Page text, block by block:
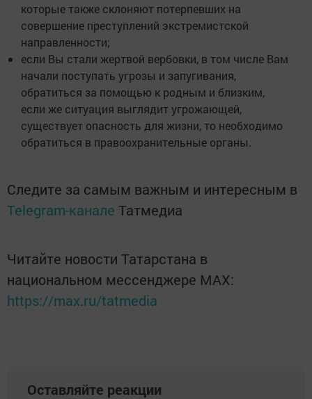
которые также склоняют потерпевших на
совершение преступлений экстремистской
направленности;
если Вы стали жертвой вербовки, в том числе Вам
начали поступать угрозы и запугивания,
обратиться за помощью к родным и близким,
если же ситуация выглядит угрожающей,
существует опасность для жизни, то необходимо
обратиться в правоохранительные органы.
Следите за самым важным и интересным в
Telegram-канале Татмедиа
Читайте новости Татарстана в
национальном мессенджере MАХ:
https://max.ru/tatmedia
Оставляйте реакции